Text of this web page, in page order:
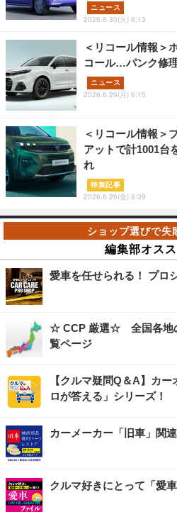
ニュース
2026.6.30(火) 6:13
＜リコール情報＞
コール…パンク修
ニュース
2026.6.29(月) 6:15
＜リコール情報＞
アットで計1001台
れ
特集記事
2026.6.26(金) 8:39
編集部オス
愛車を任せられる！ プロ
☆ CCP 厳選☆ 全国各地
覧ページ
【クルマ疑問Q＆A】カ
ロが答える」シリーズ！
カーメーカー「旧車」関
クルマ好きにとって「愛